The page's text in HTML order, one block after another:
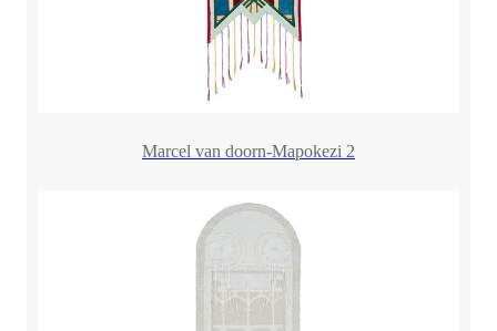
Marcel van doorn-Mapokezi 2